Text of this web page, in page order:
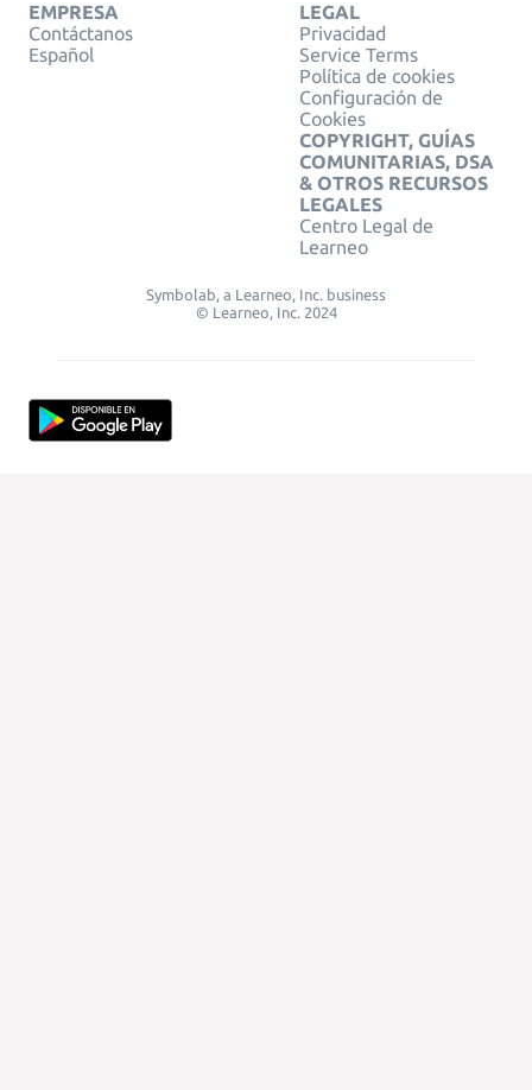
EMPRESA
Contáctanos
Español
LEGAL
Privacidad
Service Terms
Política de cookies
Configuración de
Cookies
COPYRIGHT, GUÍAS
COMUNITARIAS, DSA
& OTROS RECURSOS
LEGALES
Centro Legal de
Learneo
Symbolab, a Learneo, Inc. business
© Learneo, Inc. 2024